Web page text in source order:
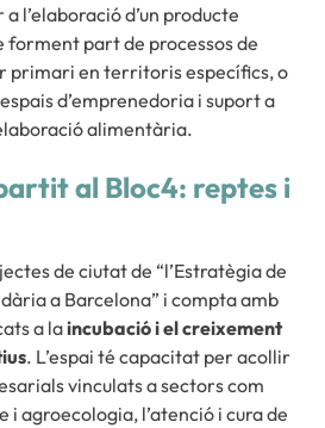
l’elaboració d’un producte
forment part de processos de
primari en territoris específics, o
d’emprenedoria i suport a
alimentària.
al Bloc4: reptes i
de ciutat de “l’Estratègia de
a Barcelona” i compta amb
a laincubació i el creixement
. L’espai té capacitat per acollir
vinculats a sectors com
i agroecologia, l’atenció i cura de